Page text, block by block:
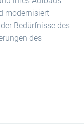
modernisiert
Bedürfnisse des
des